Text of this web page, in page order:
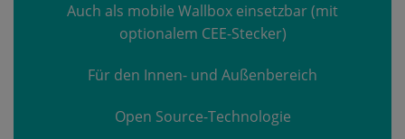
Auch als mobile Wallbox einsetzbar (mit
optionalem CEE-Stecker)
Für den Innen- und Außenbereich
Open Source-Technologie